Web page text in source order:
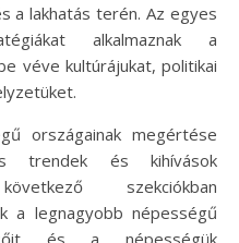
a lakhatás terén. Az egyes
alkalmaznak a
véve kultúrájukat, politikai
országainak megértése
trendek és kihívások
szekciókban
a legnagyobb népességű
és a népességük